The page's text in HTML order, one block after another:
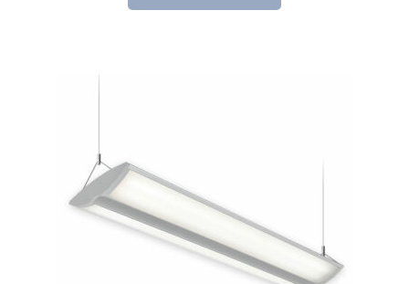
209,99 € 112,99 €.